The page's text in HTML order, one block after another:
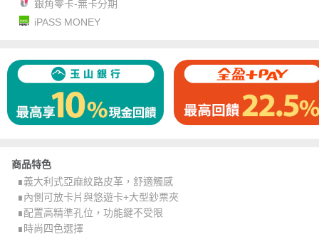
銀角零卡-無卡分期
iPASS MONEY
商品特色
∎義大利式亞麻紋路皮革，舒適觸感
∎內側可放卡片與悠遊卡+大型鈔票夾
∎配置高精準孔位，功能鍵不受限
∎時尚四色選擇